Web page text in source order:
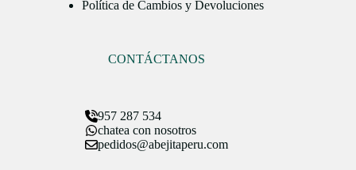
Política de Cambios y Devoluciones
CONTÁCTANOS
957 287 534
chatea con nosotros
pedidos@abejitaperu.com